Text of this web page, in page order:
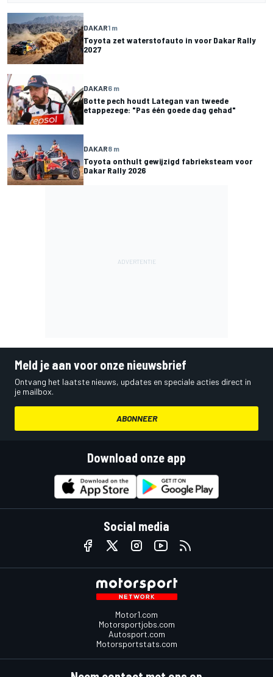
DAKAR1 m
Toyota zet waterstofauto in voor Dakar Rally
2027
DAKAR6 m
Botte pech houdt Lategan van tweede
etappezege: "Pas één goede dag gehad"
DAKAR8 m
Toyota onthult gewijzigd fabrieksteam voor
Dakar Rally 2026
Meld je aan voor onze nieuwsbrief
Ontvang het laatste nieuws, updates en speciale acties direct in
je mailbox.
ABONNEER
Download onze app
Social media
Motor1.com
Motorsportjobs.com
Autosport.com
Motorsportstats.com